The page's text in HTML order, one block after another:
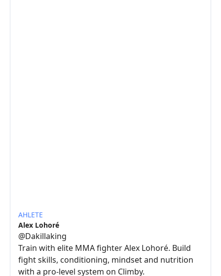
AHLETE
Alex Lohoré
@Dakillaking
Train with elite MMA fighter Alex Lohoré. Build
fight skills, conditioning, mindset and nutrition
with a pro-level system on Climby.